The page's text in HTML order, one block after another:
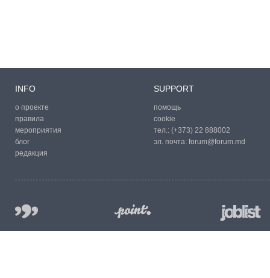
INFO
о проекте
правила
мероприятия
блог
редакция
SUPPORT
помощь
cookie
тел.: (+373) 22 888002
эл. почта: forum@forum.md